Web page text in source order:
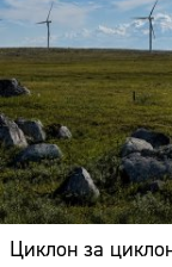
Циклон за